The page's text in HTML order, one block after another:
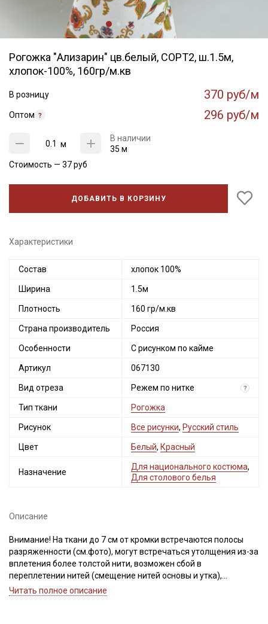
Рогожка "Ализарин" цв.белый, СОРТ2, ш.1.5м,
хлопок-100%, 160гр/м.кв
В розницу 370 руб/м
Оптом 296 руб/м
м
В наличии
35 м
Стоимость — 37руб
ДОБАВИТЬ В КОРЗИНУ
Характеристики
Состав хлопок 100%
Ширина 1.5м
Плотность 160 гр/м.кв
Страна производитель Россия
Особенности С рисунком по кайме
Артикул 067130
Вид отреза Режем по нитке ?
Тип ткани Рогожка
Рисунок Все рисунки, Русский стиль
Цвет Белый, Красный
Назначение
Для национального костюма,
Для столового белья
Описание
Внимание! На ткани до 7 см от кромки встречаются полосы
разряженности (см.фото), могут встречаться утолщения из-за
вплетения более толстой нити, возможен сбой в
переплетении нитей (смещение нитей основы и утка),
встречаются непрокрасы и вплетения нитей другого цвета,
Читать полное описание